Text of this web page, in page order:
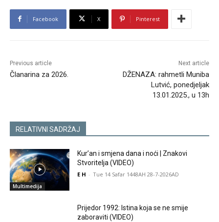
Facebook X Pinterest
Previous article
Članarina za 2026.
Next article
DŽENAZA: rahmetli Muniba
Lutvić, ponedjeljak
13.01.2025., u 13h
RELATIVNI SADRŽAJ
Multimedija
Kur’an i smjena dana i noći | Znakovi
Stvoritelja (VIDEO)
E H - Tue 14 Safar 1448AH 28-7-2026AD
Prijedor 1992: Istina koja se ne smije
zaboraviti (VIDEO)